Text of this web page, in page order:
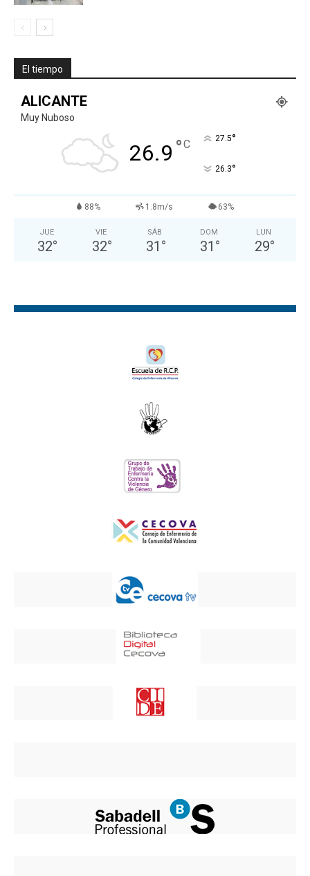
El tiempo
ALICANTE
Muy Nuboso
26.9 °C 27.5°
26.3°
88% 1.8m/s 63%
JUE
32°
VIE
32°
SÁB
31 °
DOM
31 °
LUN
29°